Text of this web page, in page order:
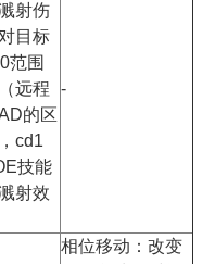
射伤
目标
范围
远程
的区
cd1
技能
射效
-
相位移动：改变